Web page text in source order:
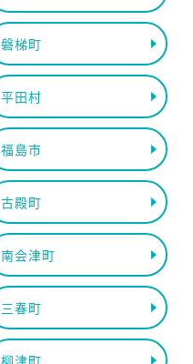
磐梯町
平田村
福島市
古殿町
南会津町
三春町